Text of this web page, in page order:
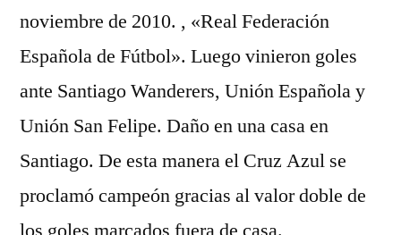
noviembre de 2010. , «Real Federación
Española de Fútbol». Luego vinieron goles
ante Santiago Wanderers, Unión Española y
Unión San Felipe. Daño en una casa en
Santiago. De esta manera el Cruz Azul se
proclamó campeón gracias al valor doble de